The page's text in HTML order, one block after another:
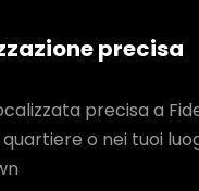
precisa
precisa a
o nei tuoi